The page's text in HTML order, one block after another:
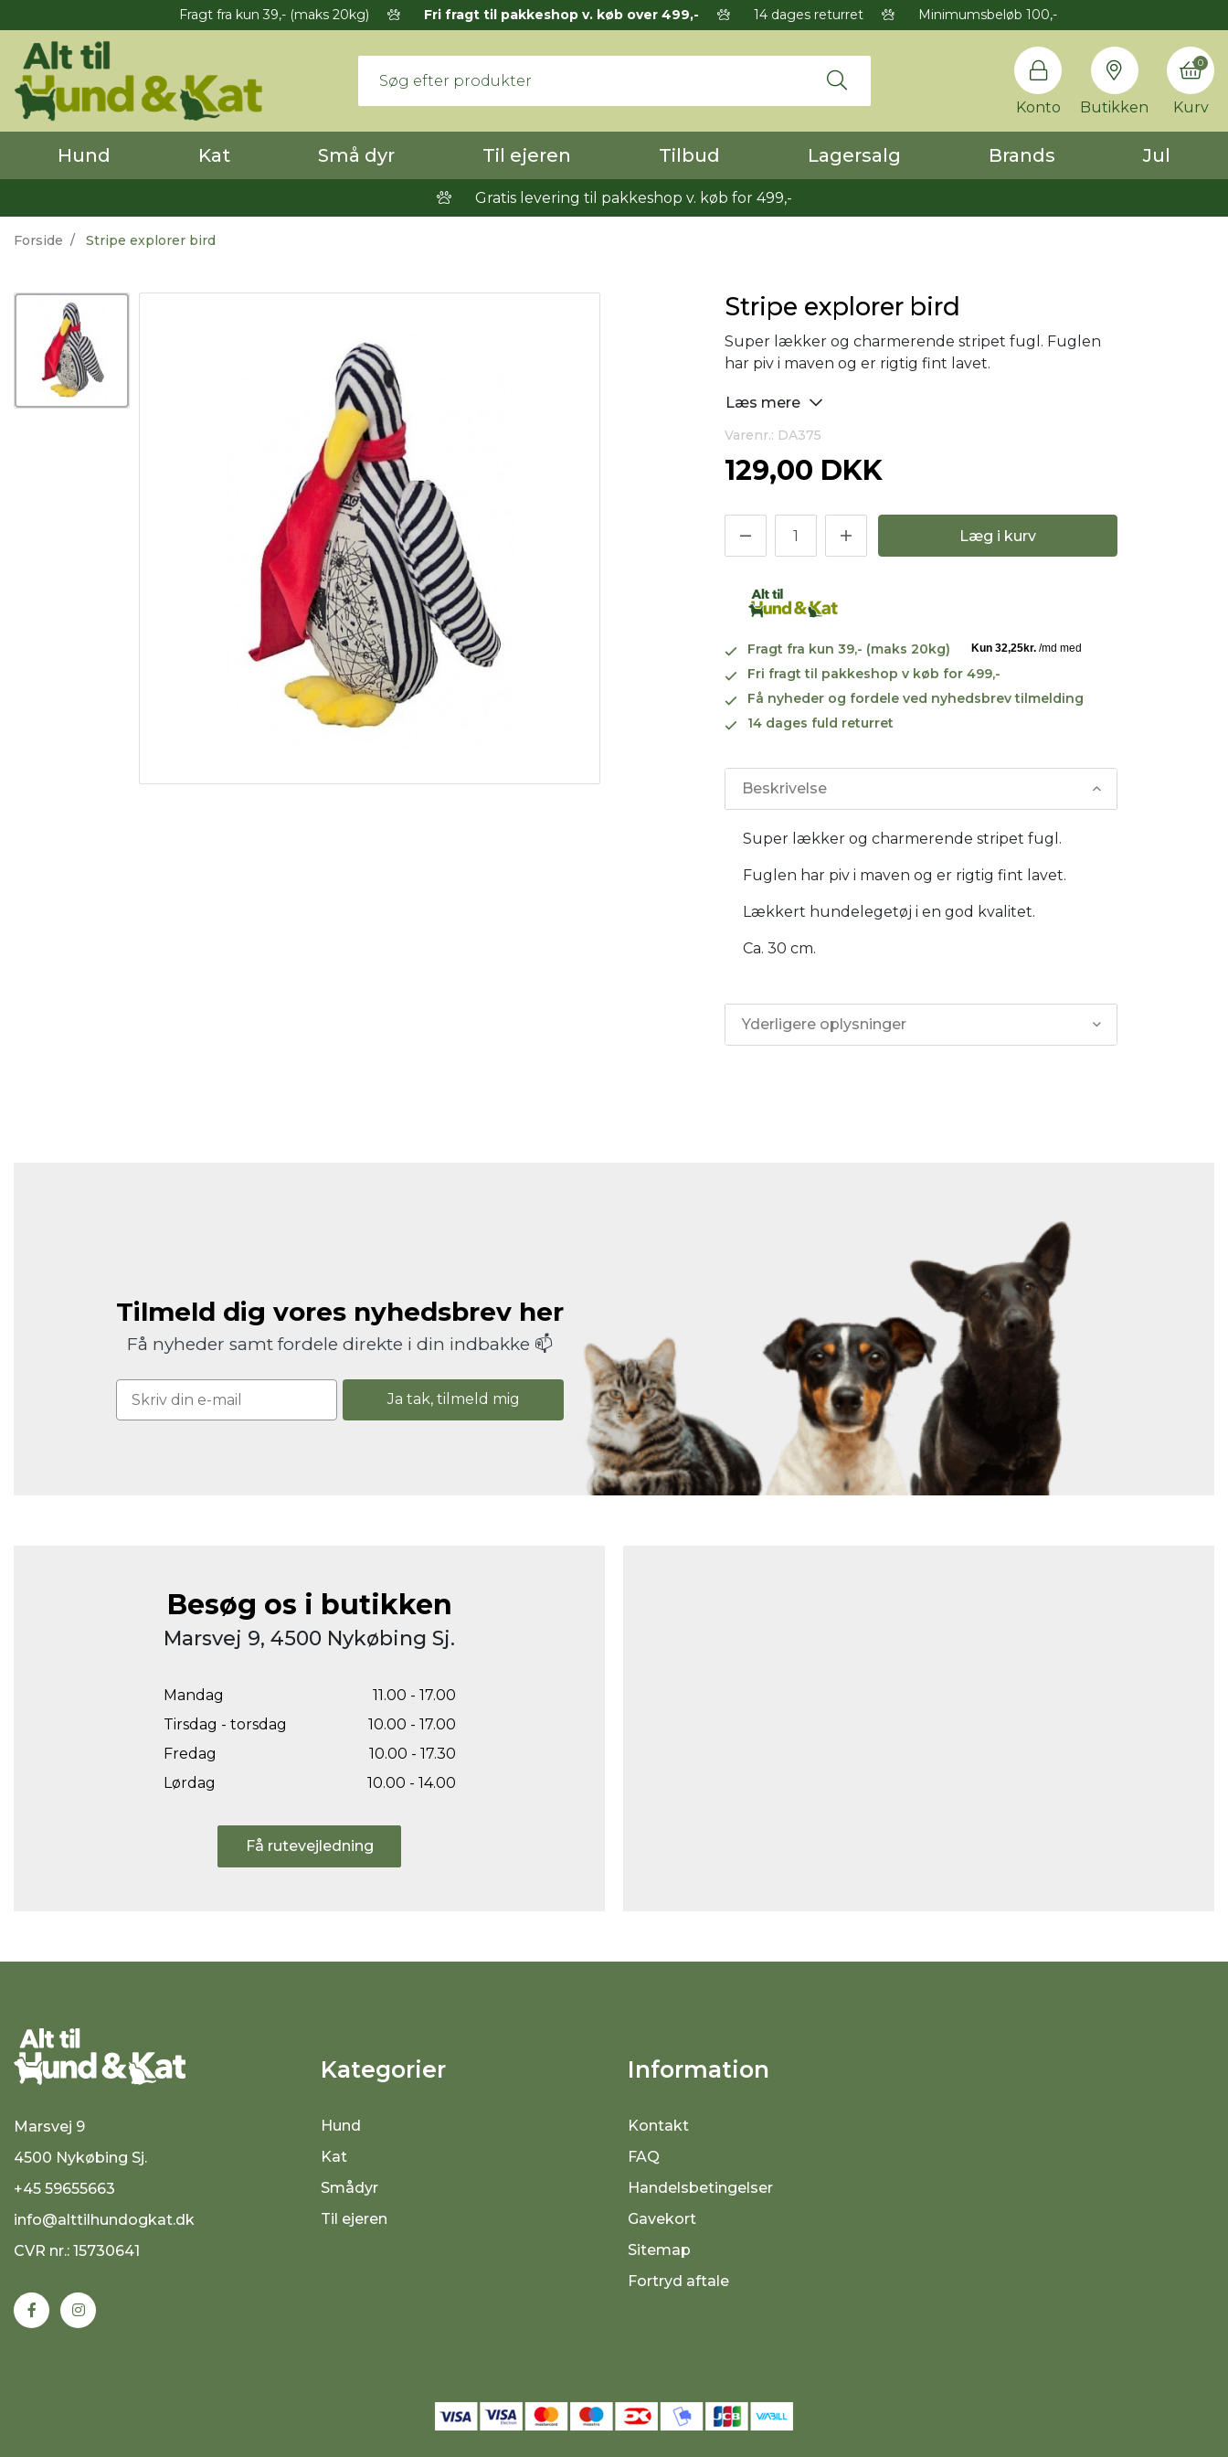
Fragt fra kun 39,- (maks 20kg) Fri fragt til pakkeshop v. køb over 499,- 14 dages returret Minimumsbeløb 100,-
Konto Butikken Kurv
0
Hund Kat Små dyr Til ejeren Tilbud Lagersalg Brands Jul
Gratis levering til pakkeshop v. køb for 499,-
Forside Stripe explorer bird
Stripe explorer bird
Super lækker og charmerende stripet fugl. Fuglen
har piv i maven og er rigtig fint lavet.
Læs mere
Varenr.: DA375
129,00 DKK
Læg i kurv
Fragt fra kun 39,- (maks 20kg)
Fri fragt til pakkeshop v køb for 499,-
Få nyheder og fordele ved nyhedsbrev tilmelding
14 dages fuld returret
Beskrivelse
Super lækker og charmerende stripet fugl.
Fuglen har piv i maven og er rigtig fint lavet.
Lækkert hundelegetøj i en god kvalitet.
Ca. 30 cm.
Yderligere oplysninger
Tilmeld dig vores nyhedsbrev her
Få nyheder samt fordele direkte i din indbakke 📫
Ja tak, tilmeld mig
Besøg os i butikken
Marsvej 9, 4500 Nykøbing Sj.
Mandag
11.00 - 17.00
Tirsdag - torsdag
10.00 - 17.00
Fredag
10.00 - 17.30
Lørdag
10.00 - 14.00
Få rutevejledning
Marsvej 9
4500 Nykøbing Sj.
+45 59655663
info@alttilhundogkat.dk
CVR nr.: 15730641
Kategorier
Hund
Kat
Smådyr
Til ejeren
Information
Kontakt
FAQ
Handelsbetingelser
Gavekort
Sitemap
Fortryd aftale